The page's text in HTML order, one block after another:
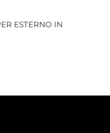
ESTERNO IN